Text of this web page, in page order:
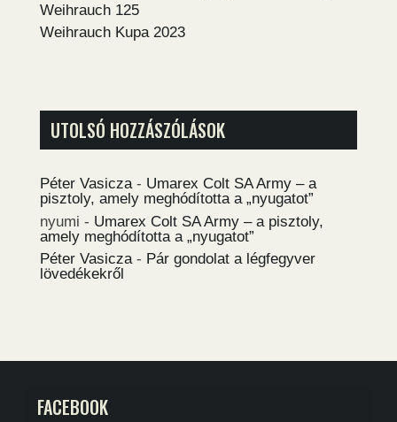
Weihrauch 125
Weihrauch Kupa 2023
UTOLSÓ HOZZÁSZÓLÁSOK
Péter Vasicza- Umarex Colt SA Army – a
pisztoly, amely meghódította a „nyugatot”
nyumi - Umarex Colt SA Army – a pisztoly,
amely meghódította a „nyugatot”
Péter Vasicza- Pár gondolat a légfegyver
lövedékekről
FACEBOOK